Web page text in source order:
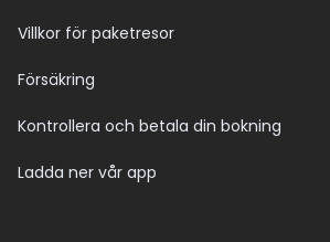
Villkor för paketresor
Försäkring
Kontrollera och betala din bokning
Ladda ner vår app